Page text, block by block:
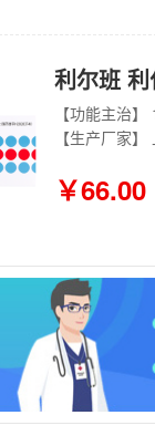
利尔班
【生产厂家
￥66.00